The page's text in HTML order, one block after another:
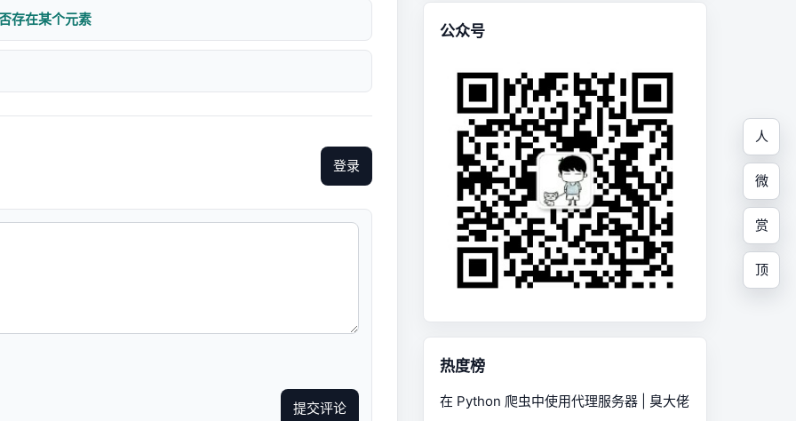
存在某个元素
登录
提交评论
公众号
热度榜
在 Python 爬虫中使用代理服务器 | 臭大佬
人
微
赏
顶